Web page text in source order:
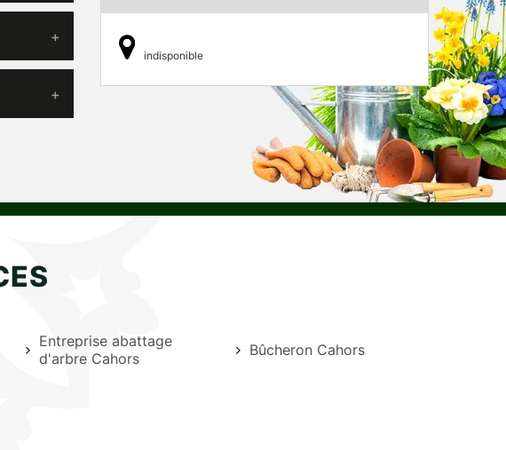
indisponible
Entreprise abattage
d'arbre Cahors
Bûcheron Cahors